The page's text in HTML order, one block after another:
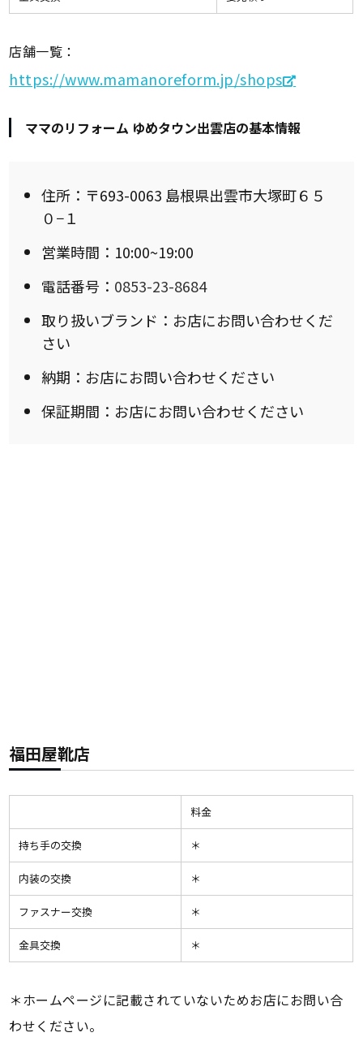
店舗一覧：
https://www.mamanoreform.jp/shops
ママのリフォーム ゆめタウン出雲店の基本情報
住所：〒693-0063 島根県出雲市大塚町６５
０−１
営業時間：10:00~19:00
電話番号： 0853-23-8684
取り扱いブランド：お店にお問い合わせくだ
さい
納期：お店にお問い合わせください
保証期間：お店にお問い合わせください
福田屋靴店
料金
持ち手の交換 ＊
内装の交換 ＊
ファスナー交換 ＊
金具交換 ＊
＊ホームページに記載されていないためお店にお問い合
わせください。